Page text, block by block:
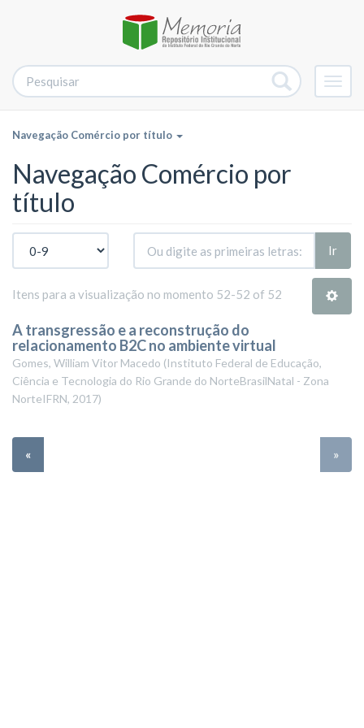
Navegação Comércio por título
Navegação Comércio por
título
Ir
Itens para a visualização no momento 52-52 of 52
A transgressão e a reconstrução do
relacionamento B2C no ambiente virtual
Gomes, William Vitor Macedo (Instituto Federal de Educação,
Ciência e Tecnologia do Rio Grande do NorteBrasilNatal - Zona
NorteIFRN, 2017)
« »